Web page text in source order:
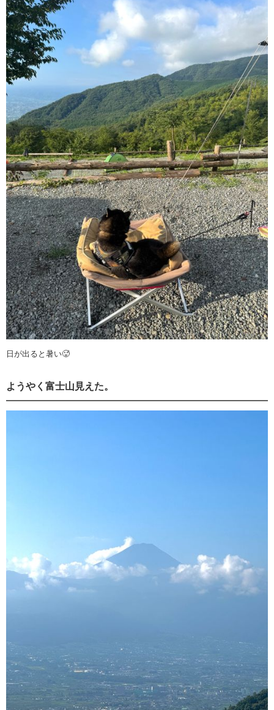
日が出ると暑い🥵
ようやく富士山見えた。